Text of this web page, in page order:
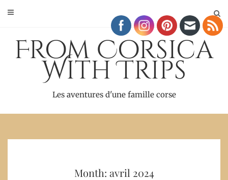
From Corsica
With Trips
Les aventures d'une famille corse
Month: avril 2024